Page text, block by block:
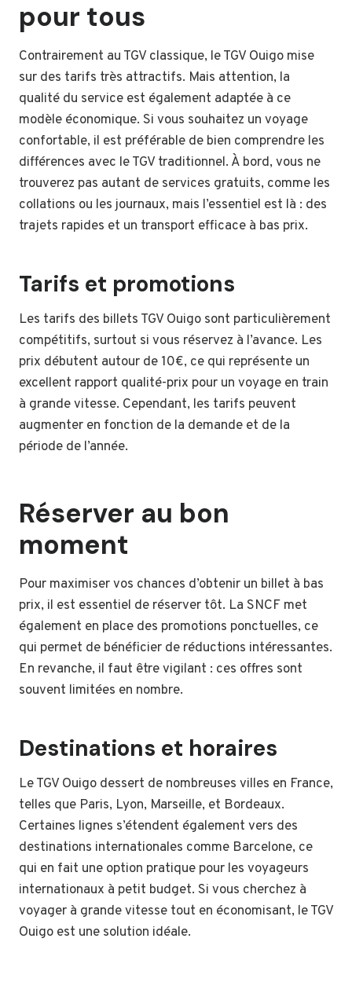
pour tous
Contrairement au TGV classique, le TGV Ouigo mise
sur des tarifs très attractifs. Mais attention, la
qualité du service est également adaptée à ce
modèle économique. Si vous souhaitez un voyage
confortable, il est préférable de bien comprendre les
différences avec le TGV traditionnel. À bord, vous ne
trouverez pas autant de services gratuits, comme les
collations ou les journaux, mais l’essentiel est là : des
trajets rapides et un transport efficace à bas prix.
Tarifs et promotions
Les tarifs des billets TGV Ouigo sont particulièrement
compétitifs, surtout si vous réservez à l’avance. Les
prix débutent autour de 10€, ce qui représente un
excellent rapport qualité-prix pour un voyage en train
à grande vitesse. Cependant, les tarifs peuvent
augmenter en fonction de la demande et de la
période de l’année.
Réserver au bon
moment
Pour maximiser vos chances d’obtenir un billet à bas
prix, il est essentiel de réserver tôt. La SNCF met
également en place des promotions ponctuelles, ce
qui permet de bénéficier de réductions intéressantes.
En revanche, il faut être vigilant : ces offres sont
souvent limitées en nombre.
Destinations et horaires
Le TGV Ouigo dessert de nombreuses villes en France,
telles que Paris, Lyon, Marseille, et Bordeaux.
Certaines lignes s’étendent également vers des
destinations internationales comme Barcelone, ce
qui en fait une option pratique pour les voyageurs
internationaux à petit budget. Si vous cherchez à
voyager à grande vitesse tout en économisant, le TGV
Ouigo est une solution idéale.